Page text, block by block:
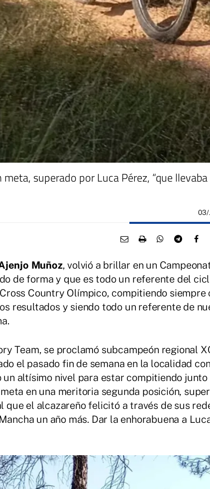
superado por Luca Pérez, “que
03/
Muñoz, volvió a brillar en un
de forma y que es todo un referente del
Country Olímpico, compitiendo siempre
resultados y siendo todo un referente de
Team, se proclamó subcampeón regional
el pasado fin de semana en la localidad
altísimo nivel para estar compitiendo junto
en una meritoria segunda posición,
que el alcazareño felicitó a través de sus
un año más. Dar la enhorabuena a